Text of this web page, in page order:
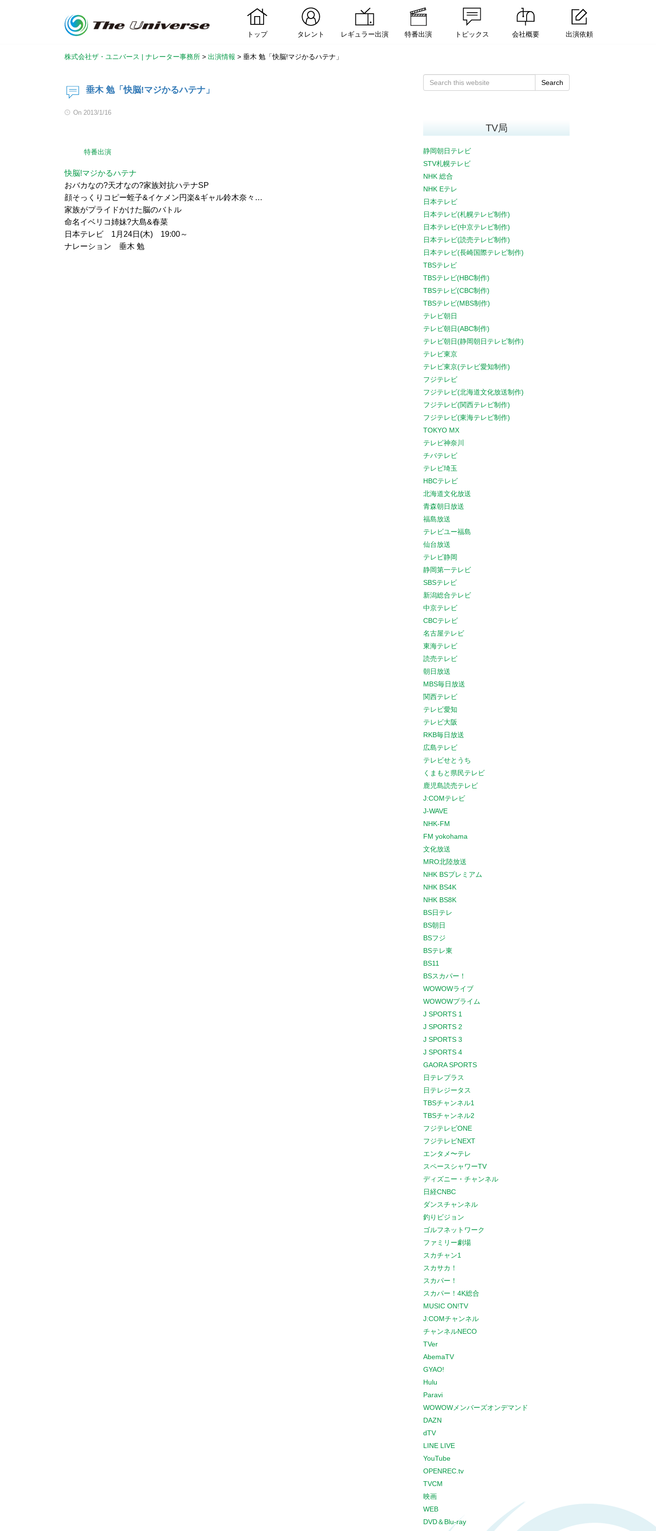
トップ タレント レギュラー出演 特番出演 トピックス 会社概要 出演依頼
株式会社ザ・ユニバース | ナレーター事務所 > 出演情報 > 垂木 勉「快脳!マジかるハテナ」
垂木 勉「快脳!マジかるハテナ」
On 2013/1/16
特番出演
快脳!マジかるハテナ
おバカなの?天才なの?家族対抗ハテナSP
顔そっくりコピー蛭子&イケメン円楽&ギャル鈴木奈々…
家族がプライドかけた脳のバトル
命名イベリコ姉妹?大島&春菜
日本テレビ 1月24日(木) 19:00～
ナレーション 垂木 勉
Search
TV局
静岡朝日テレビ
STV札幌テレビ
NHK 総合
NHK Eテレ
日本テレビ
日本テレビ(札幌テレビ制作)
日本テレビ(中京テレビ制作)
日本テレビ(読売テレビ制作)
日本テレビ(長崎国際テレビ制作)
TBSテレビ
TBSテレビ(HBC制作)
TBSテレビ(CBC制作)
TBSテレビ(MBS制作)
テレビ朝日
テレビ朝日(ABC制作)
テレビ朝日(静岡朝日テレビ制作)
テレビ東京
テレビ東京(テレビ愛知制作)
フジテレビ
フジテレビ(北海道文化放送制作)
フジテレビ(関西テレビ制作)
フジテレビ(東海テレビ制作)
TOKYO MX
テレビ神奈川
チバテレビ
テレビ埼玉
HBCテレビ
北海道文化放送
青森朝日放送
福島放送
テレビユー福島
仙台放送
テレビ静岡
静岡第一テレビ
SBSテレビ
新潟総合テレビ
中京テレビ
CBCテレビ
名古屋テレビ
東海テレビ
読売テレビ
朝日放送
MBS毎日放送
関西テレビ
テレビ愛知
テレビ大阪
RKB毎日放送
広島テレビ
テレビせとうち
くまもと県民テレビ
鹿児島読売テレビ
J:COMテレビ
J-WAVE
NHK-FM
FM yokohama
文化放送
MRO北陸放送
NHK BSプレミアム
NHK BS4K
NHK BS8K
BS日テレ
BS朝日
BSフジ
BSテレ東
BS11
BSスカパー！
WOWOWライブ
WOWOWプライム
J SPORTS 1
J SPORTS 2
J SPORTS 3
J SPORTS 4
GAORA SPORTS
日テレプラス
日テレジータス
TBSチャンネル1
TBSチャンネル2
フジテレビONE
フジテレビNEXT
エンタメ〜テレ
スペースシャワーTV
ディズニー・チャンネル
日経CNBC
ダンスチャンネル
釣りビジョン
ゴルフネットワーク
ファミリー劇場
スカチャン1
スカサカ！
スカパー！
スカパー！4K総合
MUSIC ON!TV
J:COMチャンネル
チャンネルNECO
TVer
AbemaTV
GYAO!
Hulu
Paravi
WOWOWメンバーズオンデマンド
DAZN
dTV
LINE LIVE
YouTube
OPENREC.tv
TVCM
映画
WEB
DVD＆Blu-ray